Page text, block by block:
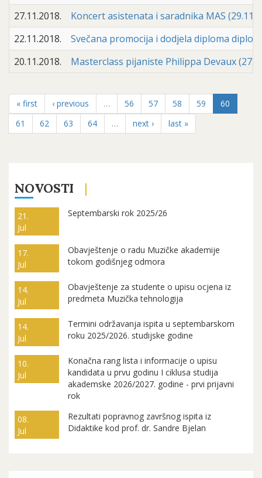
27.11.2018.
Koncert asistenata i saradnika MAS
22.11.2018.
Svečana promocija i dodjela diploma
20.11.2018.
Masterclass pijaniste Philippa Devaux
« first ‹ previous … 56 57 58 59
60
61
62 63 64 … next › last »
NOVOSTI
21.
Jul
Septembarski rok 2025/26
17.
Jul
Obavještenje o radu Muzičke akademije
tokom godišnjeg odmora
14.
Jul
Obavještenje za studente o upisu ocjena iz
predmeta Muzička tehnologija
14.
Jul
Termini održavanja ispita u septembarskom
roku 2025/2026. studijske godine
10.
Jul
Konačna rang lista i informacije o upisu
kandidata u prvu godinu I ciklusa studija
akademske 2026/2027. godine - prvi prijavni
rok
08.
Jul
Rezultati popravnog završnog ispita iz
Didaktike kod prof. dr. Sandre Bjelan